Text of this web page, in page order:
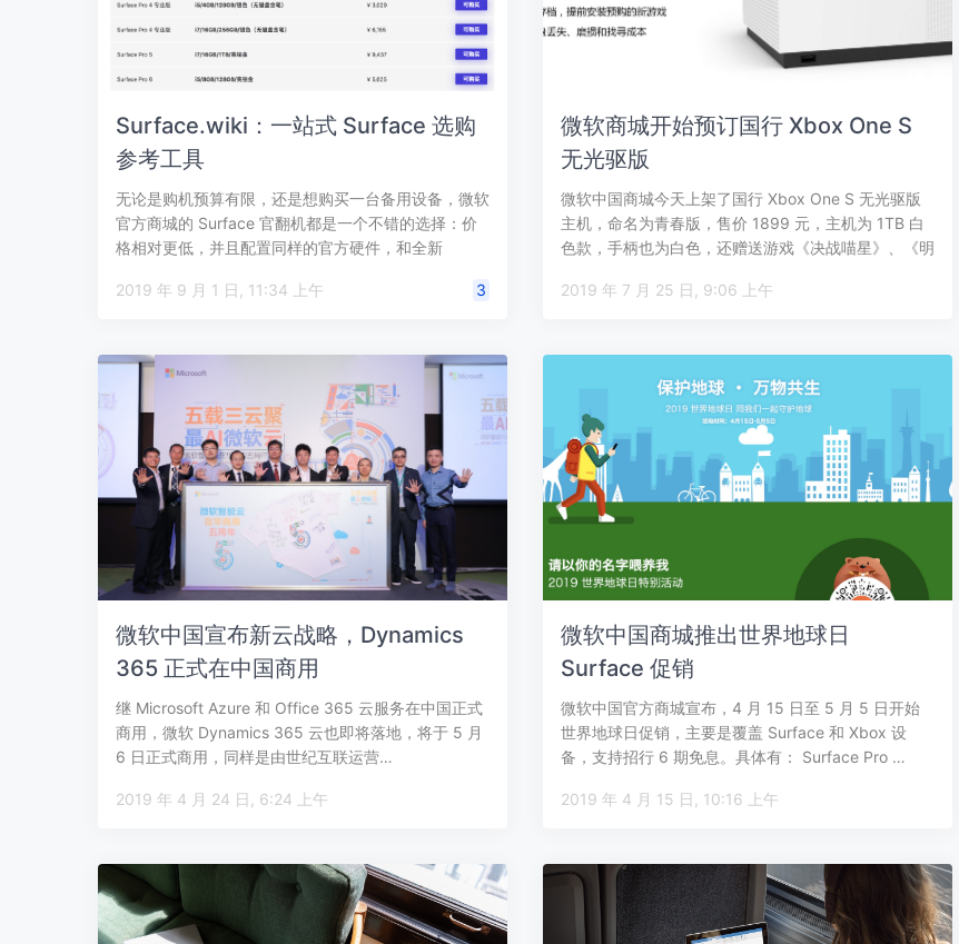
Surface.wiki：一站式 Surface 选购
参考工具
无论是购机预算有限，还是想购买一台备用设备，微软
官方商城的 Surface 官翻机都是一个不错的选择：价
格相对更低，并且配置同样的官方硬件，和全新
2019 年 9 月 1 日, 11:34 上午
3
微软商城开始预订国行 Xbox One S
无光驱版
微软中国商城今天上架了国行 Xbox One S 无光驱版
主机，命名为青春版，售价 1899 元，主机为 1TB 白
色款，手柄也为白色，还赠送游戏《决战喵星》、《明
2019 年 7 月 25 日, 9:06 上午
微软中国宣布新云战略，Dynamics
365 正式在中国商用
继 Microsoft Azure 和 Office 365 云服务在中国正式
商用，微软 Dynamics 365 云也即将落地，将于 5 月
6 日正式商用，同样是由世纪互联运营…
2019 年 4 月 24 日, 6:24 上午
微软中国商城推出世界地球日
Surface 促销
微软中国官方商城宣布，4 月 15 日至 5 月 5 日开始
世界地球日促销，主要是覆盖 Surface 和 Xbox 设
备，支持招行 6 期免息。具体有： Surface Pro …
2019 年 4 月 15 日, 10:16 上午